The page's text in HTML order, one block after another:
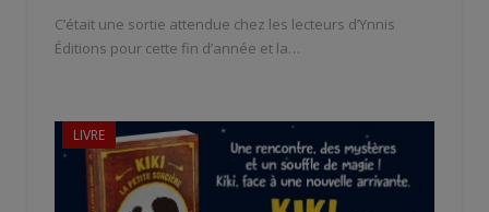
C’était une sortie attendue chez les lecteurs d’Ynnis
Éditions pour cette fin d’année et la…
LIVRE